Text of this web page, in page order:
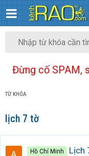
Đừng cố SPAM,
TỪ KHÓA
lịch 7 tờ
Hồ Chí Minh
Lịch